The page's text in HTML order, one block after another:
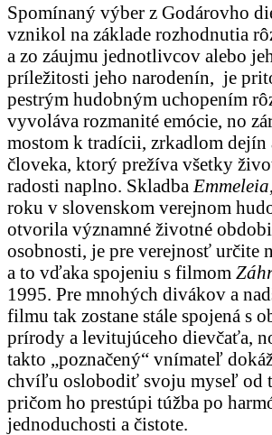
Spomínaný výber z Godárovho
vznikol na základe rozhodnutia
a zo záujmu jednotlivcov alebo
príležitosti jeho narodenín, je
pestrým hudobným uchopením
vyvoláva rozmanité emócie, no
mostom k tradícii, zrkadlom
človeka, ktorý prežíva všetky
radosti naplno. Skladba Emmeleia
roku v slovenskom verejnom
otvorila významné životné
osobnosti, je pre verejnosť určite
a to vďaka spojeniu s filmom
1995. Pre mnohých divákov a
filmu tak zostane stále spojená s
prírody a levitujúceho dievčaťa,
takto „poznačený“ vnímateľ
chvíľu oslobodiť svoju myseľ od
pričom ho prestúpi túžba po
jednoduchosti a čistote.